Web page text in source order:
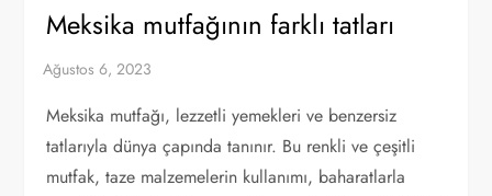
Meksika mutfağının farklı tatları
Meksika mutfağı, lezzetli yemekleri ve benzersiz
tatlarıyla dünya çapında tanınır. Bu renkli ve çeşitli
mutfak, taze malzemelerin kullanımı, baharatlarla